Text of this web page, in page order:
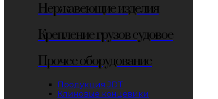
Нержавеющие изделия
Крепление грузов судовое
Прочее оборудование
Продукция JDT
Клиновые концевики